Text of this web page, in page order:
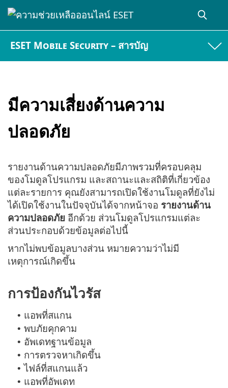
ESET Mobile Security – สารบัญ
มีความเสี่ยงด้านความ
ปลอดภัย
รายงานด้านความปลอดภัยมีภาพรวมที่ครอบคลุม
ของโมดูลโปรแกรม และสถานะและสถิติที่เกี่ยวข้อง
แต่ละรายการ คุณยังสามารถเปิดใช้งานโมดูลที่ยังไม่
ได้เปิดใช้งานในปัจจุบันได้จากหน้าจอ รายงานด้าน
ความปลอดภัย อีกด้วย ส่วนโมดูลโปรแกรมแต่ละ
ส่วนประกอบด้วยข้อมูลต่อไปนี้
หากไม่พบข้อมูลบางส่วน หมายความว่าไม่มี
เหตุการณ์เกิดขึ้น
การป้องกันไวรัส
• แอพที่สแกน
• พบภัยคุกคาม
• อัพเดทฐานข้อมูล
• การตรวจหาเกิดขึ้น
• ไฟล์ที่สแกนแล้ว
• แอพที่อัพเดท